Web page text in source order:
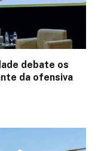
debate os
da ofensiva